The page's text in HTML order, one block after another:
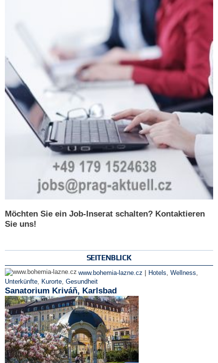
Möchten Sie ein Job-Inserat schalten? Kontaktieren
Sie uns!
SEITENBLICK
www.bohemia-lazne.cz | Hotels, Wellness,
Unterkünfte, Kurorte, Gesundheit
Sanatorium Kriváň, Karlsbad